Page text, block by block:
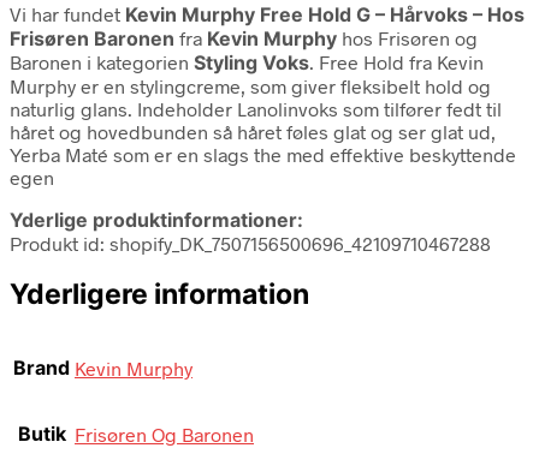
Vi har fundet Kevin Murphy Free Hold G – Hårvoks – Hos
Frisøren Baronen fra Kevin Murphy hos Frisøren og
Baronen i kategorien Styling Voks. Free Hold fra Kevin
Murphy er en stylingcreme, som giver fleksibelt hold og
naturlig glans. Indeholder Lanolinvoks som tilfører fedt til
håret og hovedbunden så håret føles glat og ser glat ud,
Yerba Maté som er en slags the med effektive beskyttende
egen
Yderlige produktinformationer:
Produkt id: shopify_DK_7507156500696_42109710467288
Yderligere information
Brand Kevin Murphy
Butik Frisøren Og Baronen